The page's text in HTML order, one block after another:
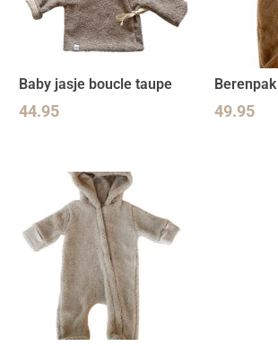
Baby jasje boucle taupe
44.95 49.95